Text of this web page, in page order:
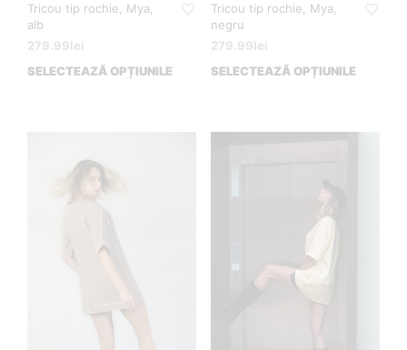
Tricou tip rochie, Mya,
alb
279.99lei
SELECTEAZĂ OPȚIUNILE
Tricou tip rochie, Mya,
negru
279.99lei
SELECTEAZĂ OPȚIUNILE